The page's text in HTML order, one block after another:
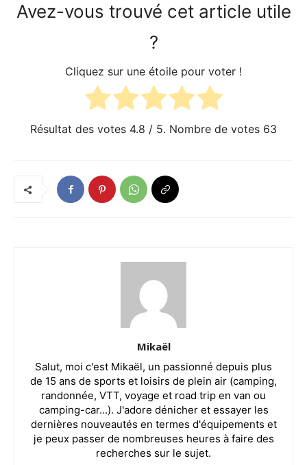
Avez-vous trouvé cet article utile
?
Cliquez sur une étoile pour voter !
Résultat des votes 4.8 / 5. Nombre de votes 63
Mikaël
Salut, moi c'est Mikaël, un passionné depuis plus
de 15 ans de sports et loisirs de plein air (camping,
randonnée, VTT, voyage et road trip en van ou
camping-car...). J'adore dénicher et essayer les
dernières nouveautés en termes d'équipements et
je peux passer de nombreuses heures à faire des
recherches sur le sujet.